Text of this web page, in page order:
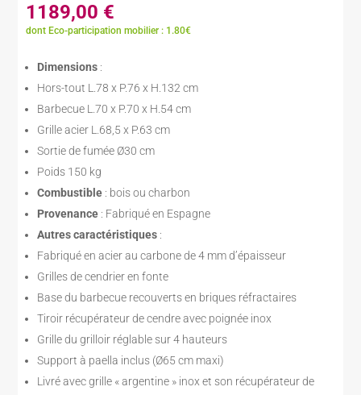
1189,00 €
dont Eco-participation mobilier : 1.80€
Dimensions :
Hors-tout L.78 x P.76 x H.132 cm
Barbecue L.70 x P.70 x H.54 cm
Grille acier L.68,5 x P.63 cm
Sortie de fumée Ø30 cm
Poids 150 kg
Combustible : bois ou charbon
Provenance : Fabriqué en Espagne
Autres caractéristiques :
Fabriqué en acier au carbone de 4 mm d’épaisseur
Grilles de cendrier en fonte
Base du barbecue recouverts en briques réfractaires
Tiroir récupérateur de cendre avec poignée inox
Grille du grilloir réglable sur 4 hauteurs
Support à paella inclus (Ø65 cm maxi)
Livré avec grille « argentine » inox et son récupérateur de